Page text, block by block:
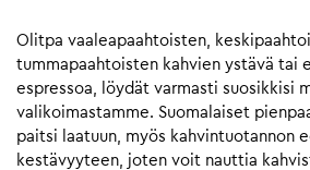
Olitpa vaaleapaahtoisten,
tummapaahtoisten kahvien ystävä tai
espressoa, löydät varmasti suosikkisi
valikoimastamme. Suomalaiset
paitsi laatuun, myös kahvintuotannon
kestävyyteen, joten voit nauttia